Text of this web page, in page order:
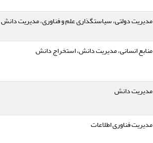
مدیریت دولتی، سیاستگذاری علم و فناوری، مدیریت دانش
منابع انسانی، مدیریت دانش، استخراج دانش
مدیریت دانش
مدیریت فناوری اطلاعات